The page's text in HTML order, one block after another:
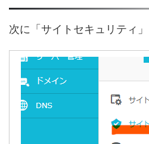
次に「サイトセキュリティ」